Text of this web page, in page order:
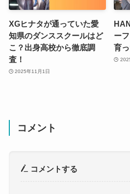
XGヒナタが通っていた愛
知県のダンススクールはど
こ？出身高校から徹底調
査！
2025年11月1日
ー
育
コメント
コメントする